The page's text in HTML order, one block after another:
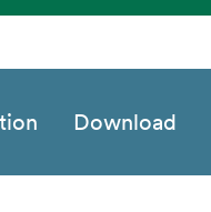
Download